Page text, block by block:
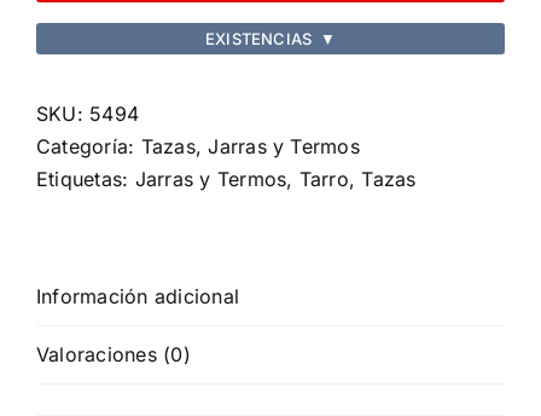
EXISTENCIAS ▼
SKU: 5494
Categoría: Tazas, Jarras y Termos
Etiquetas: Jarras y Termos, Tarro,Tazas
Información adicional
Valoraciones (0)